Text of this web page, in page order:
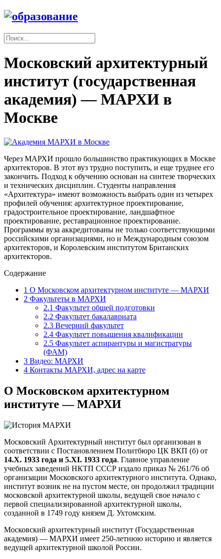
Московский архитектурный
институт (государственная
академия) — МАРХИ в
Москве
Через МАРХИ прошло большинство практикующих в Москве
архитекторов. В этот вуз трудно поступить, и еще труднее его
закончить. Подход к обучению основан на синтезе творческих
и технических дисциплин. Студенты направления
«Архитектура» имеют возможность выбрать один из четырех
профилей обучения: архитектурное проектирование,
градостроительное проектирование, ландшафтное
проектирование, реставрационное проектирование.
Программы вуза аккредитованы не только соответствующими
российскими организациями, но и Международным союзом
архитекторов, и Королевским институтом Британских
архитекторов.
Содержание
1 О Московском архитектурном институте — МАРХИ
2 Факультеты в МАРХИ
2.1 Факультет общей подготовки
2.2 Факультет бакалавриата
2.3 Вечерний факультет
2.4 Факультет повышения квалификации
2.5 Факультет аспирантуры и магистратуры
(ФАМ)
3 Видео: МАРХИ
4 Контакты МАРХИ, адрес на карте
О Московском архитектурном
институте — МАРХИ
Московский Архитектурный институт был организован в
соответствии с Постановлением Политбюро ЦК ВКП (б) от
14.Х. 1933 года и 5.ХI. 1933 года. Главное управление
учебных заведений НКТП СССР издало приказ № 261/76 об
организации Московского архитектурного института. Однако,
институт возник не на пустом месте, он продолжил традиции
московской архитектурной школы, ведущей свое начало с
первой специализированной архитектурной школы,
созданной в 1749 году князем Д. Ухтомским.
Московский архитектурный институт (Государственная
академия) — МАРХИ имеет 250-летнюю историю и является
ведущей архитектурной школой России.